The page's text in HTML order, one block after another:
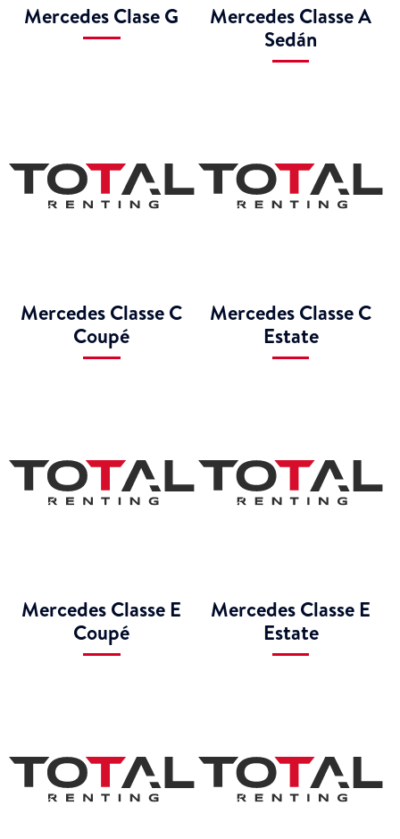
Mercedes Clase G
Mercedes Classe A
Sedán
Mercedes Classe C
Coupé
Mercedes Classe C
Estate
Mercedes Classe E
Coupé
Mercedes Classe E
Estate